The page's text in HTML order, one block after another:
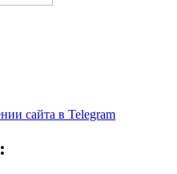
сайта в Telegram